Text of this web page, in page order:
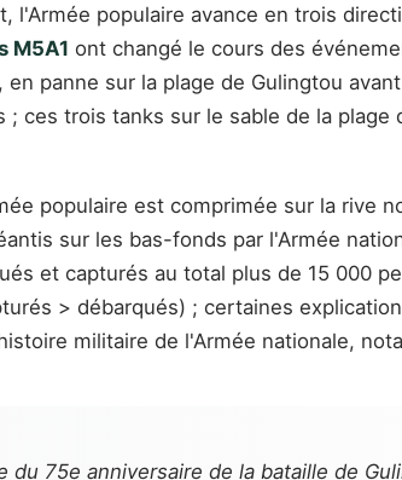
l'Armée populaire avance en trois
M5A1 ont changé le cours des
panne sur la plage de Gulingtou
ces trois tanks sur le sable de la
populaire est comprimée sur la rive
sur les bas-fonds par l'Armée
et capturés au total plus de 15 000
> débarqués) ; certaines
militaire de l'Armée nationale,
du 75e anniversaire de la bataille de